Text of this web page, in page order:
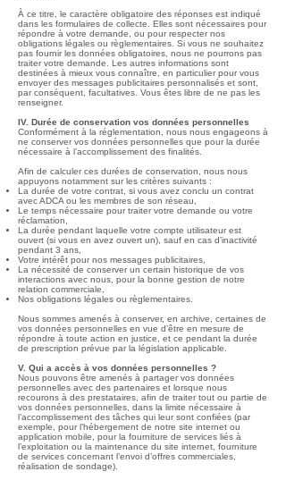
À ce titre, le caractère obligatoire des réponses est indiqué
dans les formulaires de collecte. Elles sont nécessaires pour
répondre à votre demande, ou pour respecter nos
obligations légales ou règlementaires. Si vous ne souhaitez
pas fournir les données obligatoires, nous ne pourrons pas
traiter votre demande. Les autres informations sont
destinées à mieux vous connaître, en particulier pour vous
envoyer des messages publicitaires personnalisés et sont,
par conséquent, facultatives. Vous êtes libre de ne pas les
renseigner.
IV. Durée de conservation vos données personnelles
Conformément à la réglementation, nous nous engageons à
ne conserver vos données personnelles que pour la durée
nécessaire à l’accomplissement des finalités.
Afin de calculer ces durées de conservation, nous nous
appuyons notamment sur les critères suivants :
La durée de votre contrat, si vous avez conclu un contrat
avec ADCA ou les membres de son réseau,
Le temps nécessaire pour traiter votre demande ou votre
réclamation,
La durée pendant laquelle votre compte utilisateur est
ouvert (si vous en avez ouvert un), sauf en cas d’inactivité
pendant 3 ans,
Votre intérêt pour nos messages publicitaires,
La nécessité de conserver un certain historique de vos
interactions avec nous, pour la bonne gestion de notre
relation commerciale,
Nos obligations légales ou règlementaires.
Nous sommes amenés à conserver, en archive, certaines de
vos données personnelles en vue d’être en mesure de
répondre à toute action en justice, et ce pendant la durée
de prescription prévue par la législation applicable.
V. Qui a accès à vos données personnelles ?
Nous pouvons être amenés à partager vos données
personnelles avec des partenaires et lorsque nous
recourons à des prestataires, afin de traiter tout ou partie de
vos données personnelles, dans la limite nécessaire à
l’accomplissement des tâches qui leur sont confiées (par
exemple, pour l’hébergement de notre site internet ou
application mobile, pour la fourniture de services liés à
l’exploitation ou la maintenance du site internet, fourniture
de services concernant l’envoi d’offres commerciales,
réalisation de sondage).